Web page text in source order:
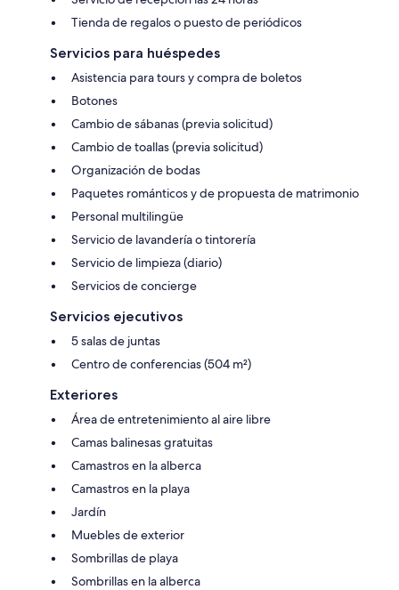
Tienda de regalos o puesto de periódicos
Servicios para huéspedes
Asistencia para tours y compra de boletos
Botones
Cambio de sábanas (previa solicitud)
Cambio de toallas (previa solicitud)
Organización de bodas
Paquetes románticos y de propuesta de matrimonio
Personal multilingüe
Servicio de lavandería o tintorería
Servicio de limpieza (diario)
Servicios de concierge
Servicios ejecutivos
5 salas de juntas
Centro de conferencias (504 m²)
Exteriores
Área de entretenimiento al aire libre
Camas balinesas gratuitas
Camastros en la alberca
Camastros en la playa
Jardín
Muebles de exterior
Sombrillas de playa
Sombrillas en la alberca